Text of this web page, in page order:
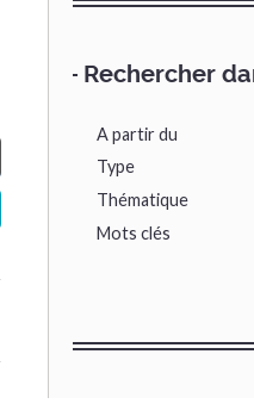
Rechercher
A partir du
Type
Thématique
Mots clés